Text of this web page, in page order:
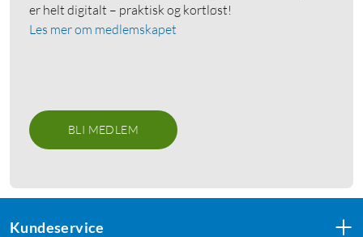
er helt digitalt – praktisk og kortløst!
Les mer om medlemskapet
BLI MEDLEM
Kundeservice